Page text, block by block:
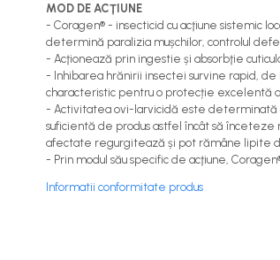
Aspiratoare si aparate de spalat
Plite si arzatoare
Masini de tocat si de carnati
Ventilatoare
Sanitare
Robineti
MOD DE ACŢIUNE
- Coragen® - insecticid cu acţiune sistemic
determină paralizia mușchilor, controlul
- Acţionează prin ingestie și absorbţie
- Inhibarea hrănirii insectei survine rapid,
characteristic pentru o protecție excelentă a
- Activitatea ovi-larvicidă este determinată
suficientă de produs astfel încât să
afectate regurgitează și pot rămâne lipite
- Prin modul său specific de acţiune,
Informatii conformitate produs